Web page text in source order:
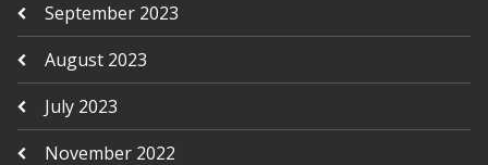
September 2023
August 2023
July 2023
November 2022